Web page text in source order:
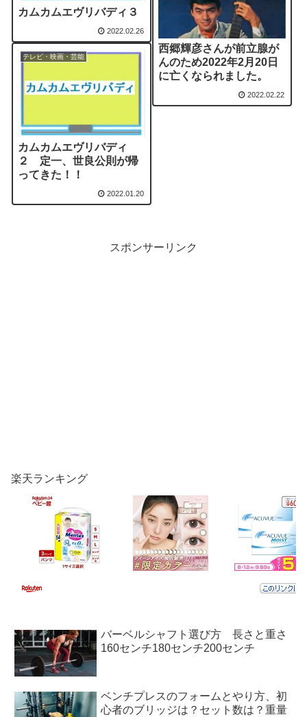
カムカムエヴリバディ３
2022.02.26
西郷輝彦さんが前立腺が
んのため2022年2月20日
に亡くなられました。
2022.02.22
テレビ・映画・芸能
カムカムエヴリバディ
２ 定一、世良公則が帰
ってきた！！
2022.01.20
スポンサーリンク
楽天ランキング
バーベルシャフト選び方 長さと重さ
160センチ180センチ200センチ
ベンチプレスのフォームとやり方、初
心者のブリッジは？セット数は？重量